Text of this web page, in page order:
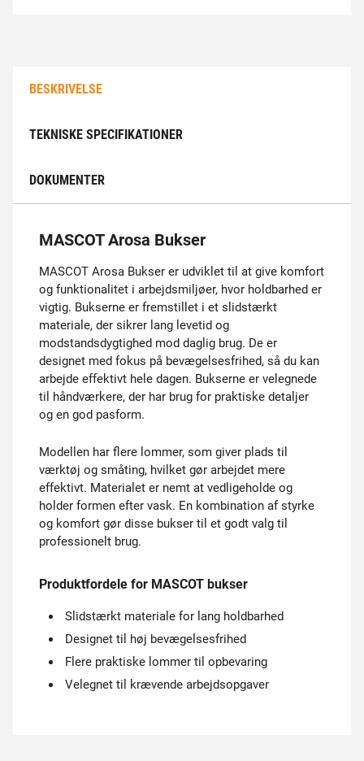
BESKRIVELSE
TEKNISKE SPECIFIKATIONER
DOKUMENTER
MASCOT Arosa Bukser
MASCOT Arosa Bukser er udviklet til at give komfort
og funktionalitet i arbejdsmiljøer, hvor holdbarhed er
vigtig. Bukserne er fremstillet i et slidstærkt
materiale, der sikrer lang levetid og
modstandsdygtighed mod daglig brug. De er
designet med fokus på bevægelsesfrihed, så du kan
arbejde effektivt hele dagen. Bukserne er velegnede
til håndværkere, der har brug for praktiske detaljer
og en god pasform.
Modellen har flere lommer, som giver plads til
værktøj og småting, hvilket gør arbejdet mere
effektivt. Materialet er nemt at vedligeholde og
holder formen efter vask. En kombination af styrke
og komfort gør disse bukser til et godt valg til
professionelt brug.
Produktfordele for MASCOT bukser
Slidstærkt materiale for lang holdbarhed
Designet til høj bevægelsesfrihed
Flere praktiske lommer til opbevaring
Velegnet til krævende arbejdsopgaver